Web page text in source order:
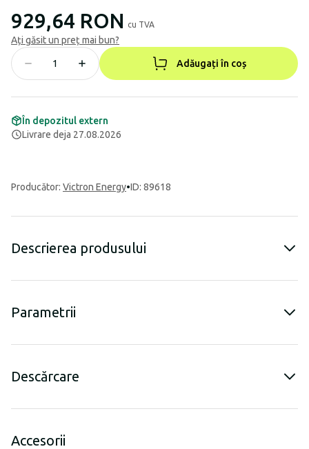
929,64 RON cu TVA
Ați găsit un preț mai bun?
Adăugați în coș
În depozitul extern
Livrare deja 27.08.2026
Producător: Victron Energy•ID: 89618
Descrierea produsului
Parametrii
Descărcare
Accesorii